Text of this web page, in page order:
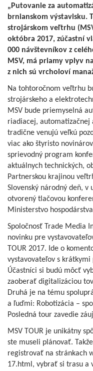
„Putovanie za
brnianskom výstavisku.
strojárskom veľtrhu
októbra 2017, zúčastní
000 návštevníkov z
MSV, má priamy vplyv
z nich sú vrcholoví
Na tohtoročnom veľtrhu
strojárskeho a
MSV bude priemyselná
riadiacej, automatizačnej
tradične venujú veľkú
viac ako štyristo
sprievodný program
aktuálnych technických,
Partnerskou krajinou
Slovenský národný deň,
otvorený tlačovou
Ministerstvo hospodárstva
Spoločnosť Trade Media
novinku pre
TOUR 2017. Ide o
vystavovateľov s
Účastníci si budú môcť
zaoberať digitalizáciou
Druhá je na tému
a ľuďmi: Robotizácia –
Posledná tour zavedie
MSV TOUR je unikátny
ste museli plánovať.
registrovať na stránkach
17.html, vybrať si trasu a